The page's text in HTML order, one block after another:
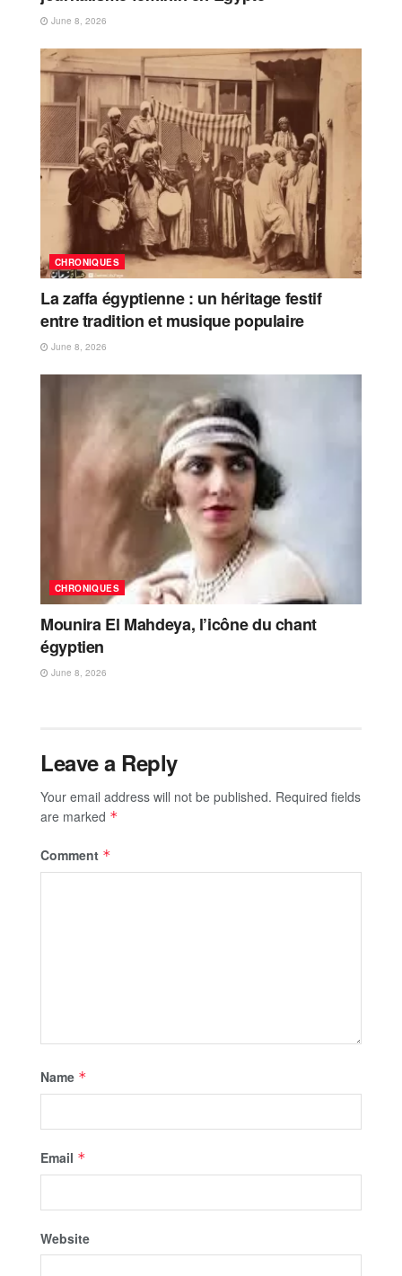
June 8, 2026
CHRONIQUES
La zaffa égyptienne : un héritage festif
entre tradition et musique populaire
June 8, 2026
CHRONIQUES
Mounira El Mahdeya, l’icône du chant
égyptien
June 8, 2026
Leave a Reply
Your email address will not be published. Required fields
are marked *
Comment *
Name *
Email *
Website